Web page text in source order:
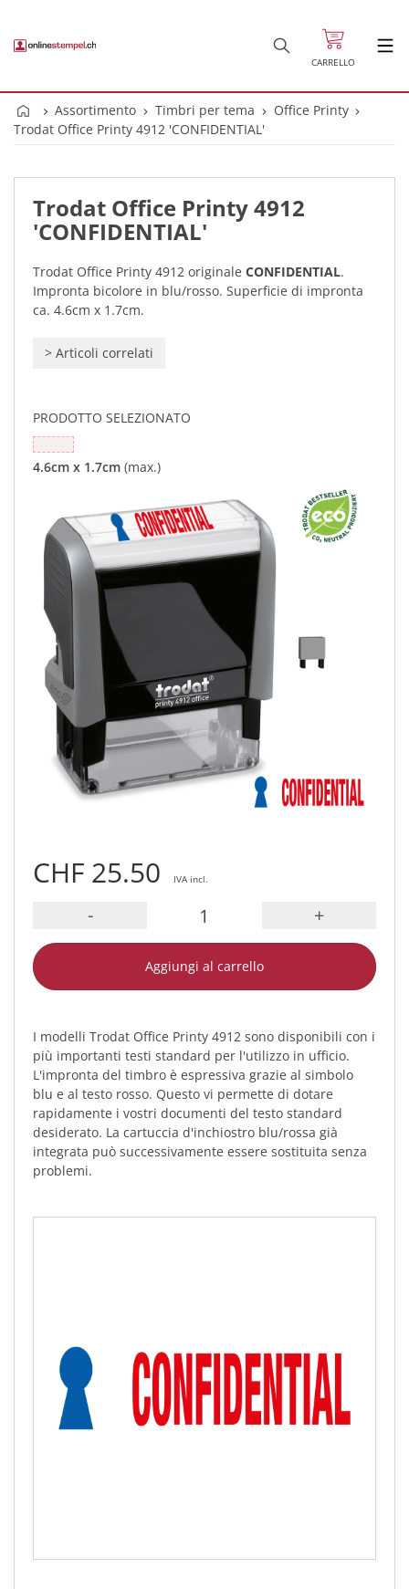
CARRELLO
Assortimento Timbri per tema
Office Printy
Trodat Office Printy 4912 'CONFIDENTIAL'
Trodat Office Printy 4912
'CONFIDENTIAL'
Trodat Office Printy 4912 originale CONFIDENTIAL.
Impronta bicolore in blu/rosso. Superficie di impronta
ca. 4.6cm x 1.7cm.
> Articoli correlati
PRODOTTO SELEZIONATO
CHF 25.50 IVA incl.
- +
Aggiungi al carrello
I modelli Trodat Office Printy 4912 sono disponibili con i
più importanti testi standard per l'utilizzo in ufficio.
L'impronta del timbro è espressiva grazie al simbolo
blu e al testo rosso. Questo vi permette di dotare
rapidamente i vostri documenti del testo standard
desiderato. La cartuccia d'inchiostro blu/rossa già
integrata può successivamente essere sostituita senza
problemi.